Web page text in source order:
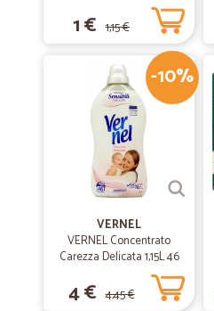
1 € 1,15 €
-10%
VERNEL
VERNEL Concentrato
Carezza Delicata 1,15L 46
4 € 4,45 €